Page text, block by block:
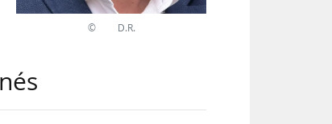
© D.R.